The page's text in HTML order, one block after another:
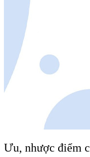
Ưu, nhược điểm